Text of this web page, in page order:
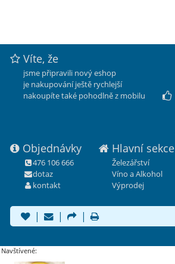
Víte, že
jsme připravili nový eshop
je nakupování ještě rychlejší
nakoupíte také pohodlně z mobilu
Objednávky
476 106 666
dotaz
kontakt
Hlavní sekce
Železářství
Víno a Alkohol
Výprodej
| | |
Navštívené: